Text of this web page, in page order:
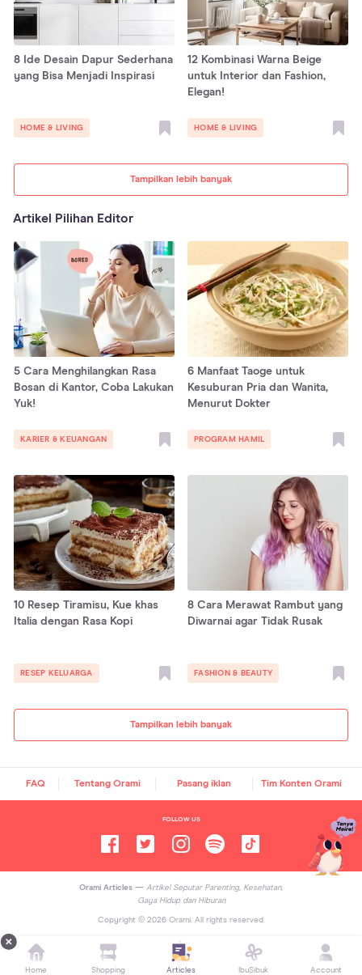
Tampilkan lebih banyak
8 Ide Desain Dapur Sederhana
yang Bisa Menjadi Inspirasi
HOME & LIVING
12 Kombinasi Warna Beige
untuk Interior dan Fashion,
Elegan!
HOME & LIVING
Artikel Pilihan Editor
Tampilkan lebih banyak
5 Cara Menghilangkan Rasa
Bosan di Kantor, Coba Lakukan
Yuk!
KARIER & KEUANGAN
6 Manfaat Taoge untuk
Kesuburan Pria dan Wanita,
Menurut Dokter
PROGRAM HAMIL
10 Resep Tiramisu, Kue khas
Italia dengan Rasa Kopi
RESEP KELUARGA
8 Cara Merawat Rambut yang
Diwarnai agar Tidak Rusak
FASHION & BEAUTY
FAQ Tentang Orami Pasang iklan Tim Konten Orami
FOLLOW US
Orami Articles — Artikel Seputar Parenting, Kesehatan,
Gaya Hidup dan Hiburan
Copyright © 2026Orami. All rights reserved.
Home Shopping Articles IbuSibuk Account